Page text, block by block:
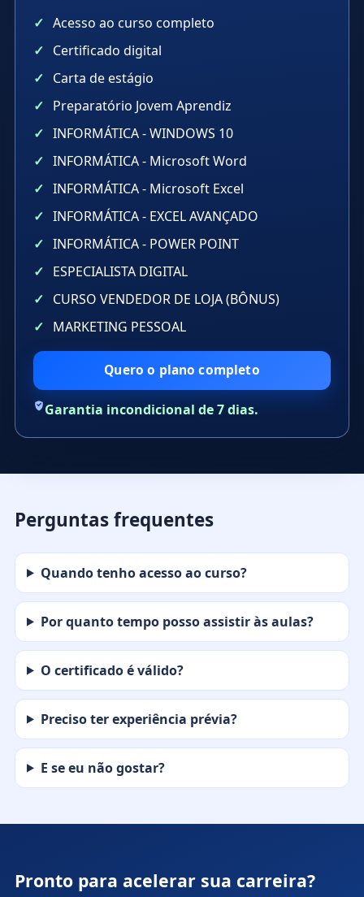
Acesso ao curso completo
Certificado digital
Carta de estágio
Preparatório Jovem Aprendiz
INFORMÁTICA - WINDOWS 10
INFORMÁTICA - Microsoft Word
INFORMÁTICA - Microsoft Excel
INFORMÁTICA - EXCEL AVANÇADO
INFORMÁTICA - POWER POINT
ESPECIALISTA DIGITAL
CURSO VENDEDOR DE LOJA (BÔNUS)
MARKETING PESSOAL
Quero o plano completo
Garantia incondicional de 7 dias.
Perguntas frequentes
Quando tenho acesso ao curso?
Por quanto tempo posso assistir às aulas?
O certificado é válido?
Preciso ter experiência prévia?
E se eu não gostar?
Pronto para acelerar sua carreira?